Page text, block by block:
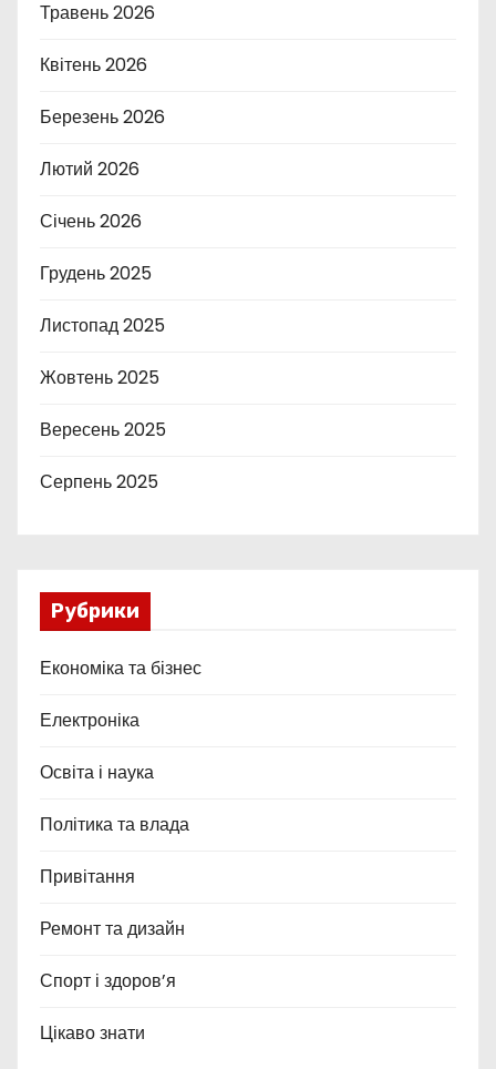
Травень 2026
Квітень 2026
Березень 2026
Лютий 2026
Січень 2026
Грудень 2025
Листопад 2025
Жовтень 2025
Вересень 2025
Серпень 2025
Рубрики
Економіка та бізнес
Електроніка
Освіта і наука
Політика та влада
Привітання
Ремонт та дизайн
Спорт і здоров’я
Цікаво знати